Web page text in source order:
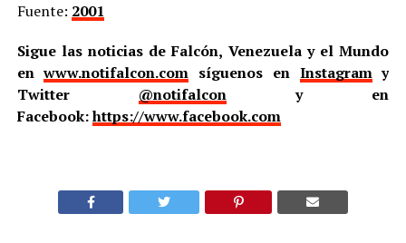
Fuente: 2001
Sigue las noticias de Falcón, Venezuela y el Mundo
enwww.notifalcon.com síguenos en Instagramy
Twitter @notifalcony en
Facebook:https://www.facebook.com